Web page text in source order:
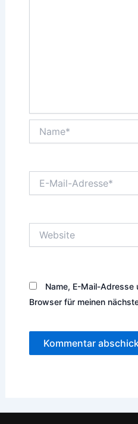
Mail-
Name, E-Mail-Adresse
Browser für meinen